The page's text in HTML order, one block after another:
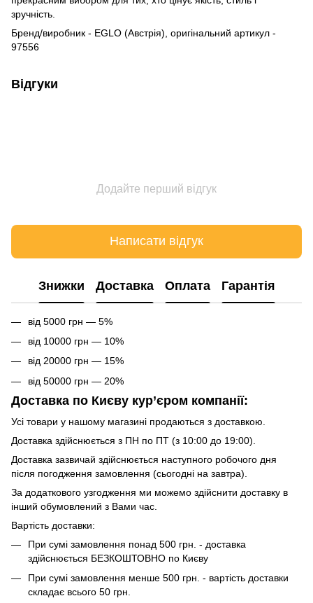
зручність.
Бренд/виробник - EGLO (Австрія), оригінальний артикул -
97556
Відгуки
Додайте перший відгук
Написати відгук
Знижки Доставка Оплата Гарантія
від 5000 грн — 5%
від 10000 грн — 10%
від 20000 грн — 15%
від 50000 грн — 20%
Доставка по Києву кур’єром компанії:
Усі товари у нашому магазині продаються з доставкою.
Доставка здійснюється з ПН по ПТ (з 10:00 до 19:00).
Доставка зазвичай здійснюється наступного робочого дня
після погодження замовлення (сьогодні на завтра).
За додаткового узгодження ми можемо здійснити доставку в
інший обумовлений з Вами час.
Вартість доставки:
При сумі замовлення понад 500 грн. - доставка
здійснюється БЕЗКОШТОВНО по Києву
При сумі замовлення менше 500 грн. - вартість доставки
складає всього 50 грн.